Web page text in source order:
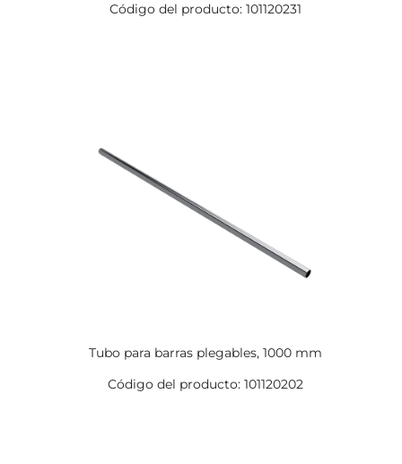
Código del producto: 101120231
Tubo para barras plegables, 1000 mm
Código del producto: 101120202